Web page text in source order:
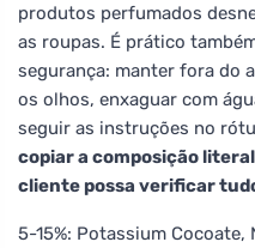
produtos perfumados
as roupas. É prático
segurança: manter fora do
os olhos, enxaguar com
seguir as instruções no
copiar a composição
cliente possa verificar
5-15%: Potassium